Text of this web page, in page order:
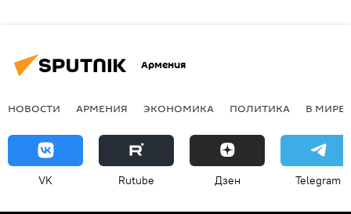
Армения
НОВОСТИ АРМЕНИЯ ЭКОНОМИКА ПОЛИТИКА В МИРЕ
VK Rutube Дзен Telegram